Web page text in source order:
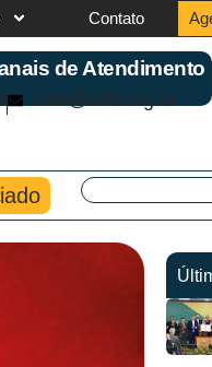
Contato
de Atendimento
cmb@cmb.org.br